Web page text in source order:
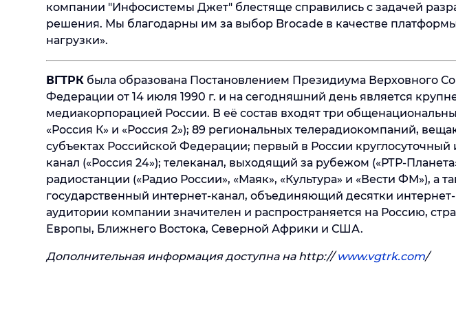
компании "Инфосистемы Джет" блестяще справились с задачей
решения. Мы благодарны им за выбор Brocade в качестве
нагрузки».
ВГТРК была образована Постановлением Президиума Верховного
Федерации от 14 июля 1990 г. и на сегодняшний день является
медиакорпорацией России. В её состав входят три
«Россия К» и «Россия 2»); 89 региональных телерадиокомпаний,
субъектах Российской Федерации; первый в России
канал («Россия 24»); телеканал, выходящий за рубежом («РТР-
радиостанции («Радио России», «Маяк», «Культура» и «Вести ФМ»), а
государственный интернет-канал, объединяющий десятки
аудитории компании значителен и распространяется на Россию,
Европы, Ближнего Востока, Северной Африки и США.
Дополнительная информация доступна на http://www.vgtrk.com/